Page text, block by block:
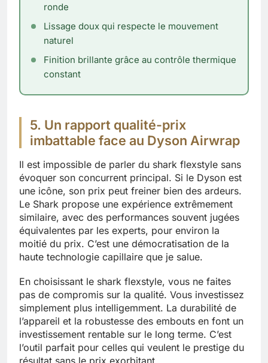
ronde
Lissage doux qui respecte le mouvement
naturel
Finition brillante grâce au contrôle thermique
constant
5. Un rapport qualité-prix
imbattable face au Dyson Airwrap
Il est impossible de parler du shark flexstyle sans
évoquer son concurrent principal. Si le Dyson est
une icône, son prix peut freiner bien des ardeurs.
Le Shark propose une expérience extrêmement
similaire, avec des performances souvent jugées
équivalentes par les experts, pour environ la
moitié du prix. C’est une démocratisation de la
haute technologie capillaire que je salue.
En choisissant le shark flexstyle, vous ne faites
pas de compromis sur la qualité. Vous investissez
simplement plus intelligemment. La durabilité de
l’appareil et la robustesse des embouts en font un
investissement rentable sur le long terme. C’est
l’outil parfait pour celles qui veulent le prestige du
résultat sans le prix exorbitant.